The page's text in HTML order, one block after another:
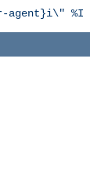
agent}i\" %I